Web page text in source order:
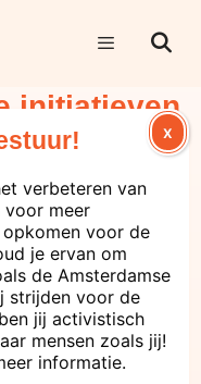
initiatieven
geld voor
verbeteren van
voor meer
voor de
je ervan om
de Amsterdamse
strijden voor de
jij activistisch
mensen zoals jij!
informatie.
X